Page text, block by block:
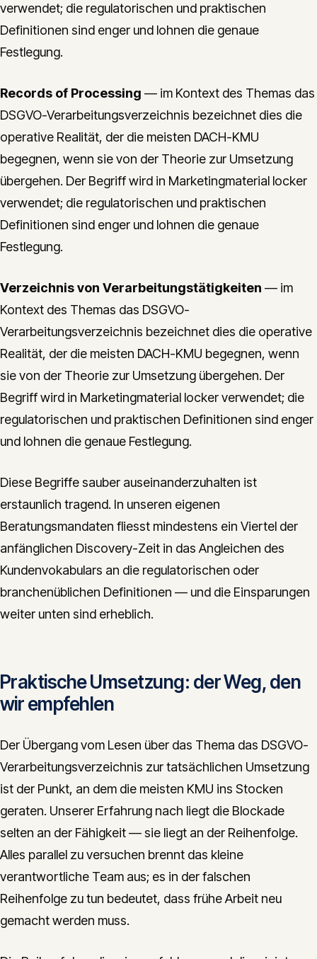
verwendet; die regulatorischen und praktischen
Definitionen sind enger und lohnen die genaue
Festlegung.
Records of Processing — im Kontext des Themas das
DSGVO-Verarbeitungsverzeichnis bezeichnet dies die
operative Realität, der die meisten DACH-KMU
begegnen, wenn sie von der Theorie zur Umsetzung
übergehen. Der Begriff wird in Marketingmaterial locker
verwendet; die regulatorischen und praktischen
Definitionen sind enger und lohnen die genaue
Festlegung.
Verzeichnis von Verarbeitungstätigkeiten — im
Kontext des Themas das DSGVO-
Verarbeitungsverzeichnis bezeichnet dies die operative
Realität, der die meisten DACH-KMU begegnen, wenn
sie von der Theorie zur Umsetzung übergehen. Der
Begriff wird in Marketingmaterial locker verwendet; die
regulatorischen und praktischen Definitionen sind enger
und lohnen die genaue Festlegung.
Diese Begriffe sauber auseinanderzuhalten ist
erstaunlich tragend. In unseren eigenen
Beratungsmandaten fliesst mindestens ein Viertel der
anfänglichen Discovery-Zeit in das Angleichen des
Kundenvokabulars an die regulatorischen oder
branchenüblichen Definitionen — und die Einsparungen
weiter unten sind erheblich.
Praktische Umsetzung: der Weg, den
wir empfehlen
Der Übergang vom Lesen über das Thema das DSGVO-
Verarbeitungsverzeichnis zur tatsächlichen Umsetzung
ist der Punkt, an dem die meisten KMU ins Stocken
geraten. Unserer Erfahrung nach liegt die Blockade
selten an der Fähigkeit — sie liegt an der Reihenfolge.
Alles parallel zu versuchen brennt das kleine
verantwortliche Team aus; es in der falschen
Reihenfolge zu tun bedeutet, dass frühe Arbeit neu
gemacht werden muss.